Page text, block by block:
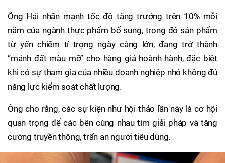
Ông Hải nhấn mạnh tốc độ tăng trưởng trên 10% mỗi
năm của ngành thực phẩm bổ sung, trong đó sản phẩm
từ yến chiếm tỉ trọng ngày càng lớn, đang trở thành
“mảnh đất màu mỡ” cho hàng giả hoành hành, đặc biệt
khi có sự tham gia của nhiều doanh nghiệp nhỏ không đủ
năng lực kiểm soát chất lượng.
Ông cho rằng, các sự kiện như hội thảo lần này là cơ hội
quan trọng để các bên cùng nhau tìm giải pháp và tăng
cường truyền thông, trấn an người tiêu dùng.